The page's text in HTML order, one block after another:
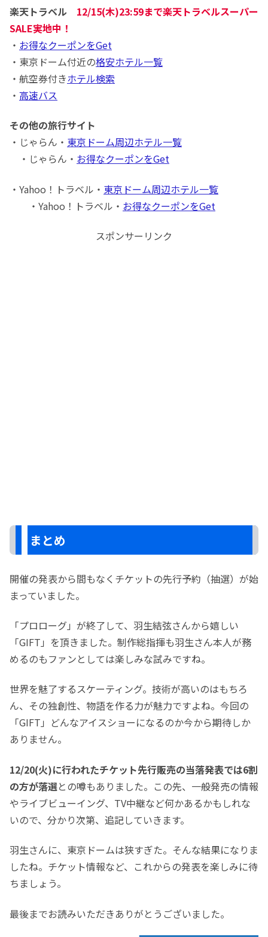
楽天トラベル
12/15(木)23:59まで楽天トラベルスーパー
SALE実地中！
・ お得なクーポンをGet
・東京ドーム付近の格安ホテル一覧
・航空券付きホテル検索
・ 高速バス
その他の旅行サイト
・じゃらん・ 東京ドーム周辺ホテル一覧
・じゃらん・ お得なクーポンをGet
・Yahoo！トラベル・ 東京ドーム周辺ホテル一覧
・Yahoo！トラベル・ お得なクーポンをGet
スポンサーリンク
まとめ
開催の発表から間もなくチケットの先行予約（抽選）が始
まっていました。
「プロローグ」が終了して、羽生結弦さんから嬉しい
「GIFT」を頂きました。制作総指揮も羽生さん本人が務
めるのもファンとしては楽しみな試みですね。
世界を魅了するスケーティング。技術が高いのはもちろ
ん、その独創性、物語を作る力が魅力ですよね。今回の
「GIFT」どんなアイスショーになるのか今から期待しか
ありません。
12/20(火)に行われたチケット先行販売の当落発表では6割
の方が落選との噂もありました。この先、一般発売の情報
やライブビューイング、TV中継など何かあるかもしれな
いので、分かり次第、追記していきます。
羽生さんに、東京ドームは狭すぎた。そんな結果になりま
したね。チケット情報など、これからの発表を楽しみに待
ちましょう。
最後までお読みいただきありがとうございました。